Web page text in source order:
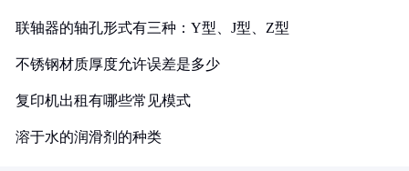
联轴器的轴孔形式有三种：Y型、J型、Z型
不锈钢材质厚度允许误差是多少
复印机出租有哪些常见模式
溶于水的润滑剂的种类